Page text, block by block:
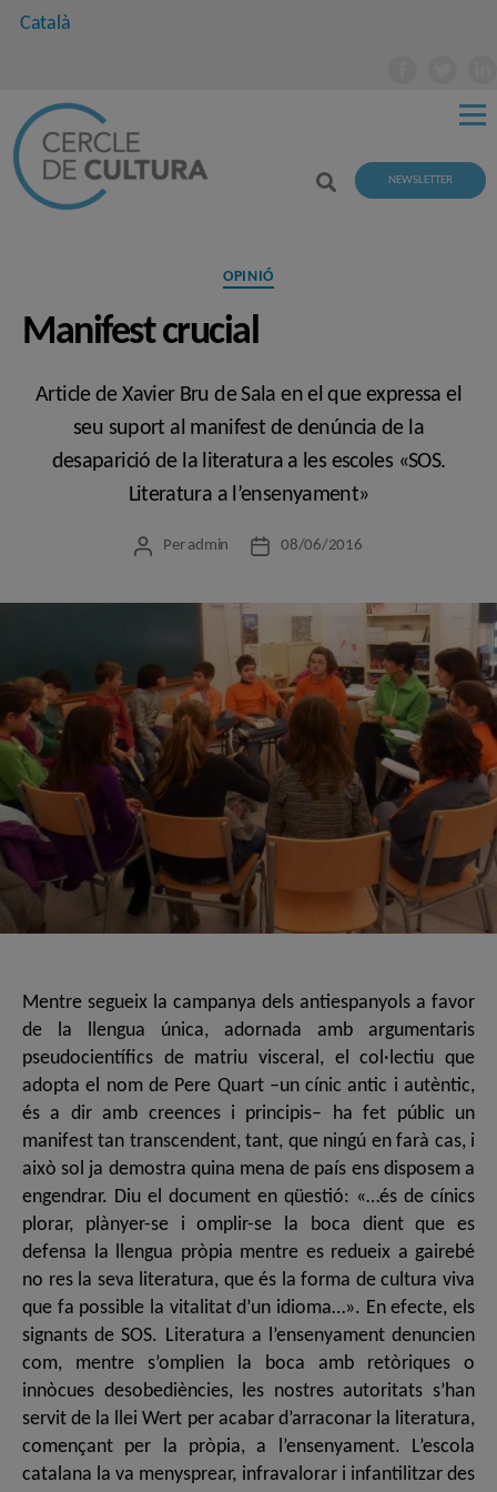
Català
NEWSLETTER
Categories
OPINIÓ
Manifest crucial
Article de Xavier Bru de Sala en el que expressa el
seu suport al manifest de denúncia de la
desaparició de la literatura a les escoles «SOS.
Literatura a l’ensenyament»
Autor
Per admin
Data08/06/2016
Mentre segueix la campanya dels antiespanyols a favor
de la llengua única, adornada amb argumentaris
pseudocientífics de matriu visceral, el col·lectiu que
adopta el nom de Pere Quart –un cínic antic i autèntic,
és a dir amb creences i principis– ha fet públic un
manifest tan transcendent, tant, que ningú en farà cas, i
això sol ja demostra quina mena de país ens disposem a
engendrar. Diu el document en qüestió: «…és de cínics
plorar, plànyer-se i omplir-se la boca dient que es
defensa la llengua pròpia mentre es redueix a gairebé
no res la seva literatura, que és la forma de cultura viva
que fa possible la vitalitat d’un idioma…». En efecte, els
signants de SOS. Literatura a l’ensenyament denuncien
com, mentre s’omplien la boca amb retòriques o
innòcues desobediències, les nostres autoritats s’han
servit de la llei Wert per acabar d’arraconar la literatura,
començant per la pròpia, a l’ensenyament. L’escola
catalana la va menysprear, infravalorar i infantilitzar des